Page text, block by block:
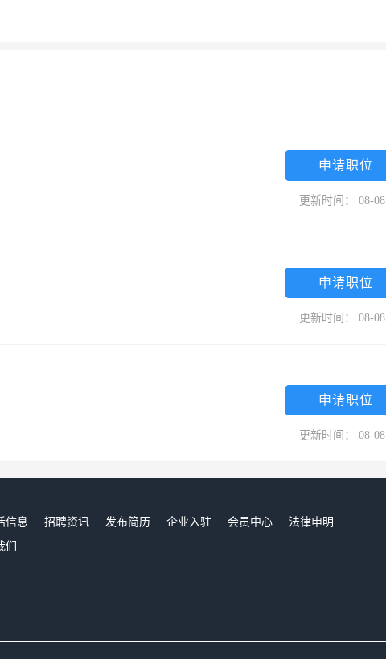
申请职位
更新时间： 08-08
申请职位
更新时间： 08-08
申请职位
更新时间： 08-08
信息 招聘资讯 发布简历 企业入驻 会员中心
法律申明
们